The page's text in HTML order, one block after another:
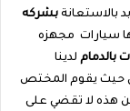
بشركه
سيارات مجهزه
بالدمام لدينا
حيث يقوم المختص
هذه لا تقضي على